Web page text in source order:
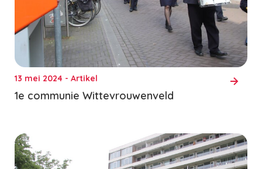
13 mei 2024 - Artikel
1e communie Wittevrouwenveld